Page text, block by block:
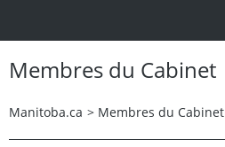
Membres du Cabinet
Manitoba.ca > Membres du Cabinet